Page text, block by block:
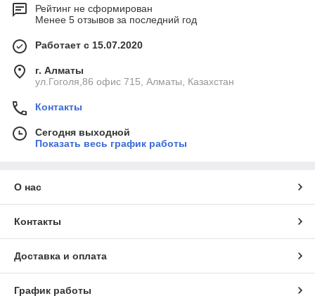
Рейтинг не сформирован
Менее 5 отзывов за последний год
Работает с 15.07.2020
г. Алматы
ул.Гоголя,86 офис 715, Алматы, Казахстан
Контакты
Сегодня выходной
Показать весь график работы
О нас
Контакты
Доставка и оплата
График работы